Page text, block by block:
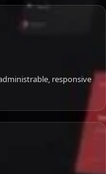
responsive